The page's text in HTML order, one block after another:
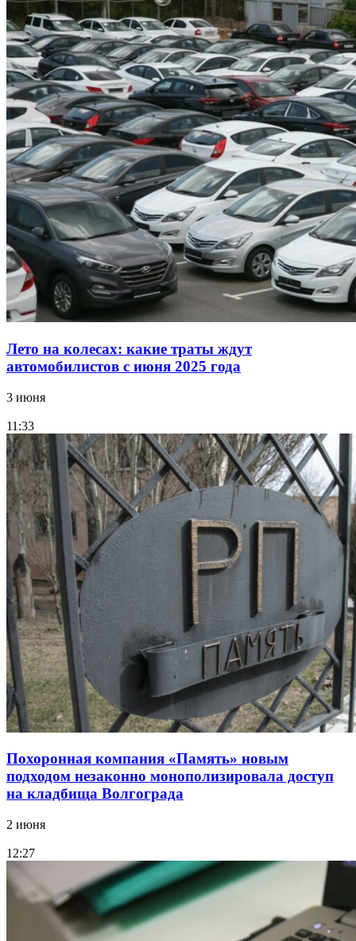
Лето на колесах: какие траты ждут
автомобилистов с июня 2025 года
3 июня
11:33
Похоронная компания «Память» новым
подходом незаконно монополизировала доступ
на кладбища Волгограда
2 июня
12:27